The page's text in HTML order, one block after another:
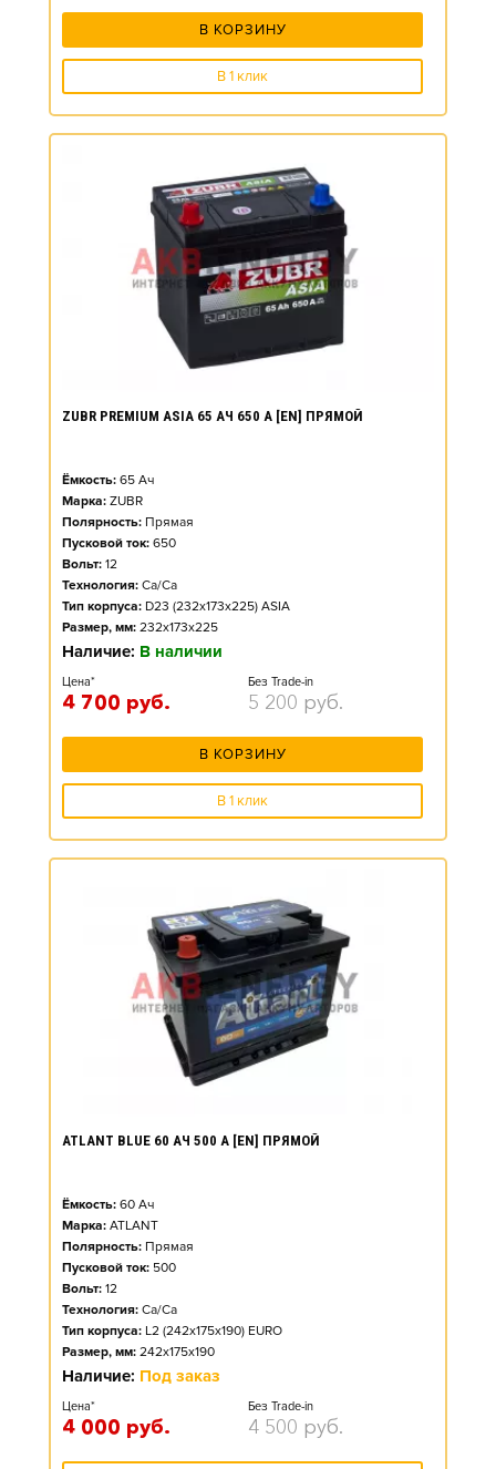
В КОРЗИНУ
В 1 клик
ZUBR PREMIUM ASIA 65 АЧ 650 А [EN] ПРЯМОЙ
Ёмкость: 65 Ач
Марка: ZUBR
Полярность: Прямая
Пусковой ток: 650
Вольт: 12
Технология: Ca/Ca
Тип корпуса: D23 (232x173x225) ASIA
Размер, мм: 232x173x225
Наличие: В наличии
Цена*
4 700 руб.
Без Trade-in
5 200 руб.
В КОРЗИНУ
В 1 клик
ATLANT BLUE 60 АЧ 500 А [EN] ПРЯМОЙ
Ёмкость: 60 Ач
Марка: ATLANT
Полярность: Прямая
Пусковой ток: 500
Вольт: 12
Технология: Ca/Ca
Тип корпуса: L2 (242x175x190) EURO
Размер, мм: 242x175x190
Наличие: Под заказ
Цена*
4 000 руб.
Без Trade-in
4 500 руб.